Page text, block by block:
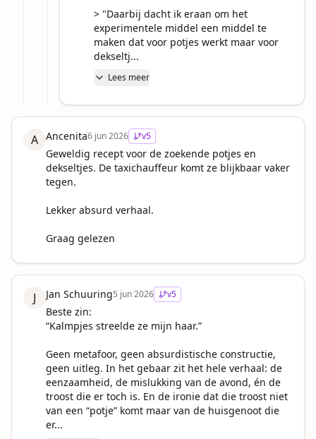
> "Daarbij dacht ik eraan om het
experimentele middel een middel te
maken dat voor potjes werkt maar voor
dekseltj...
Lees meer
A Ancenita6 jun 2026 v5
Geweldig recept voor de zoekende potjes en
dekseltjes. De taxichauffeur komt ze blijkbaar vaker
tegen.
Lekker absurd verhaal.
Graag gelezen
J Jan Schuuring5 jun 2026 v5
Beste zin:
“Kalmpjes streelde ze mijn haar.”
Geen metafoor, geen absurdistische constructie,
geen uitleg. In het gebaar zit het hele verhaal: de
eenzaamheid, de mislukking van de avond, én de
troost die er toch is. En de ironie dat die troost niet
van een “potje” komt maar van de huisgenoot die
er...